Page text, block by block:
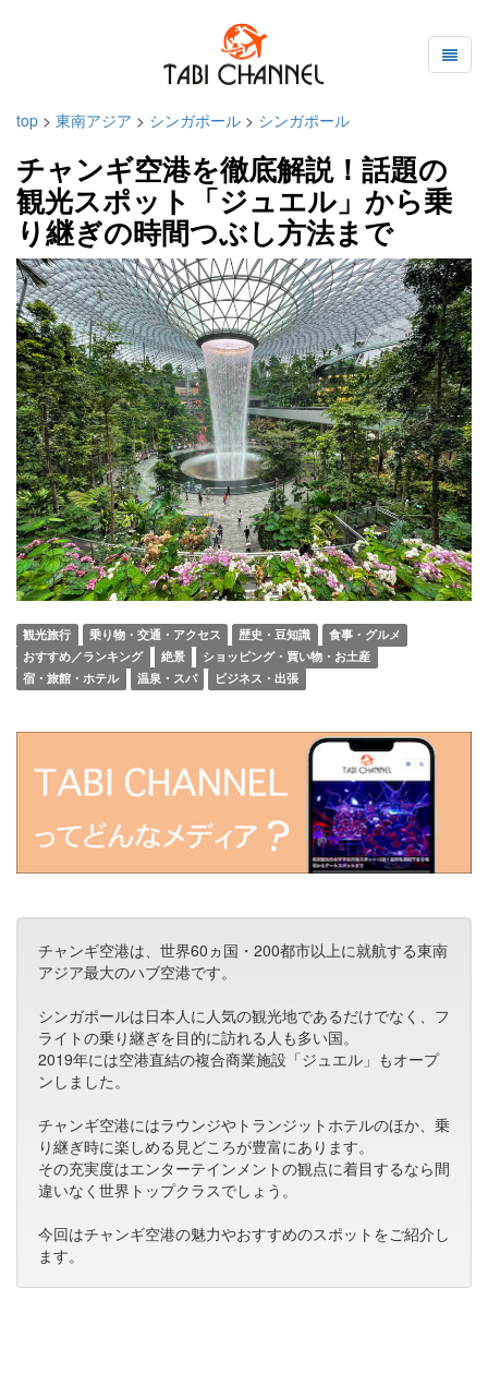
top > 東南アジア > シンガポール > シンガポール
チャンギ空港を徹底解説！話題の
観光スポット「ジュエル」から乗
り継ぎの時間つぶし方法まで
観光旅行 乗り物・交通・アクセス 歴史・豆知識
食事・グルメ
おすすめ／ランキング
絶景
ショッピング・買い物・お土産
宿・旅館・ホテル
温泉・スパ ビジネス・出張
チャンギ空港は、世界60ヵ国・200都市以上に就航する東南
アジア最大のハブ空港です。
シンガポールは日本人に人気の観光地であるだけでなく、フ
ライトの乗り継ぎを目的に訪れる人も多い国。
2019年には空港直結の複合商業施設「ジュエル」もオープ
ンしました。
チャンギ空港にはラウンジやトランジットホテルのほか、乗
り継ぎ時に楽しめる見どころが豊富にあります。
その充実度はエンターテインメントの観点に着目するなら間
違いなく世界トップクラスでしょう。
今回はチャンギ空港の魅力やおすすめのスポットをご紹介し
ます。